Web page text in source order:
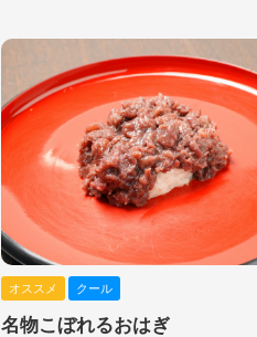
オススメ クール
名物こぼれるおはぎ